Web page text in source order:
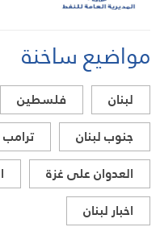
مواضيع ساخنة
لبنان فلسطين
جنوب لبنان
ترامب
العدوان على غزة
اخبار لبنان